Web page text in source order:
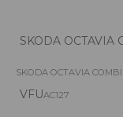
SKODA OCTAVIA
SKODA OCTAVIA COMBI
VFUAC127